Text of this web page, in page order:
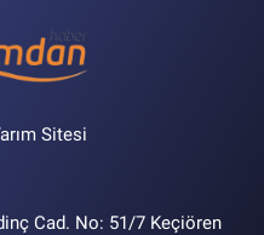
Sitesi
Cad. No: 51/7 Keçiören